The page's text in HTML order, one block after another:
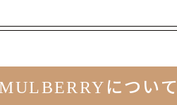
について